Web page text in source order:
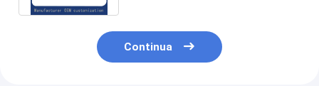
Continua